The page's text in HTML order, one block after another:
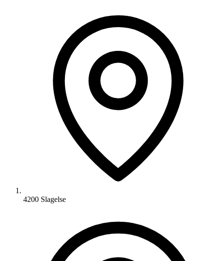
4200 Slagelse